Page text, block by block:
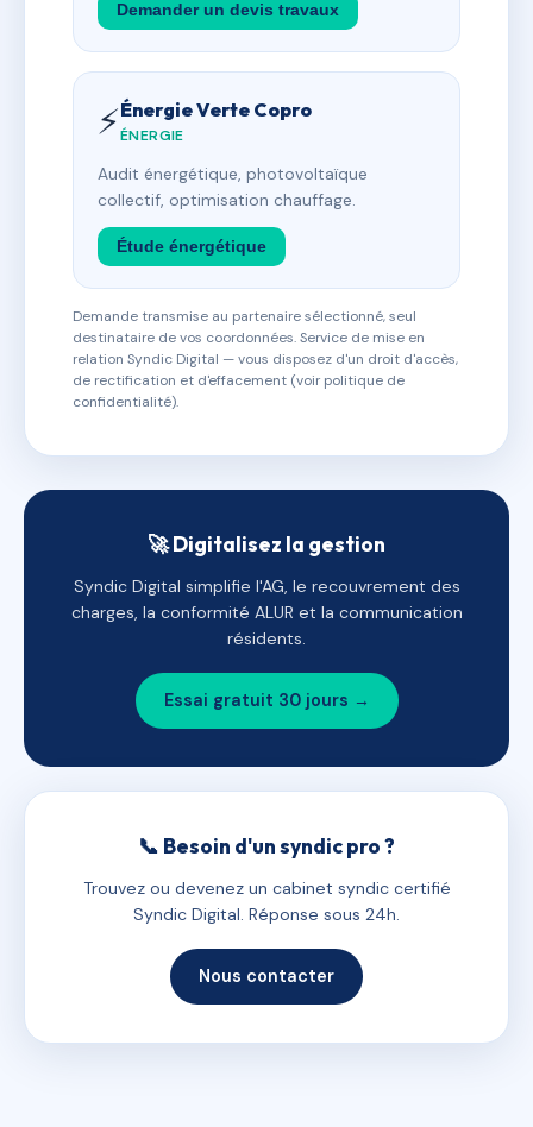
Demander un devis travaux
⚡Énergie Verte Copro
ÉNERGIE
Audit énergétique, photovoltaïque
collectif, optimisation chauffage.
Étude énergétique
Demande transmise au partenaire sélectionné, seul
destinataire de vos coordonnées. Service de mise en
relation Syndic Digital — vous disposez d'un droit d'accès,
de rectification et d'effacement (voir politique de
confidentialité).
🚀 Digitalisez la gestion
Syndic Digital simplifie l'AG, le recouvrement des
charges, la conformité ALUR et la communication
résidents.
Essai gratuit 30 jours →
📞 Besoin d'un syndic pro ?
Trouvez ou devenez un cabinet syndic certifié
Syndic Digital. Réponse sous 24h.
Nous contacter